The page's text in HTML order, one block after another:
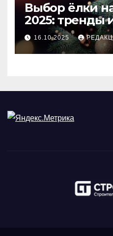
Выбор ёлки
2025: тренды
идеального
16.10.2025